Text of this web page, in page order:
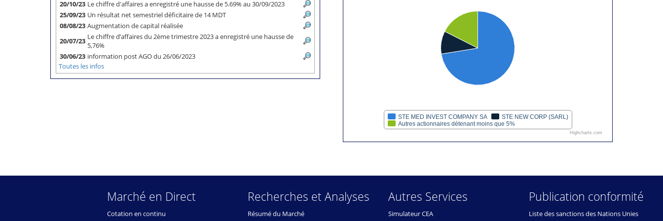
20/10/23 Le chiffre d'affaires a enregistré une hausse de 5.69% au 30/09/2023
25/09/23 Un résultat net semestriel déficitaire de 14 MDT
08/08/23 Augmentation de capital réalisée
20/07/23 Le chiffre d’affaires du 2ème trimestre 2023 a enregistré une hausse de
5,76%
30/06/23 information post AGO du 26/06/2023
Toutes les infos
STE MED INVEST COMPANY SA
STE NEW CORP (SARL)
Autres actionnaires détenant moins que 5%
Highcharts.com
Marché en Direct
Cotation en continu
Recherches et Analyses
Résumé du Marché
Autres Services
Simulateur CEA
Publication conformité
Liste des sanctions des Nations Unies